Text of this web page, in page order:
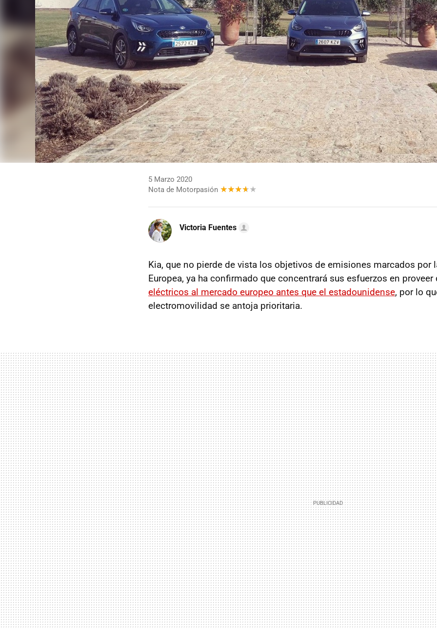
5 Marzo 2020
Nota de Motorpasión
Victoria Fuentes
Kia, que no pierde de vista los objetivos de emisiones marcados por
Europea, ya ha confirmado que concentrará sus esfuerzos en
eléctricos al mercado europeo antes que el estadounidense, por lo
electromovilidad se antoja prioritaria.